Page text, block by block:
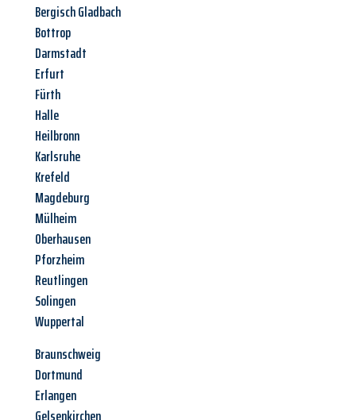
Bergisch Gladbach
Bottrop
Darmstadt
Erfurt
Fürth
Halle
Heilbronn
Karlsruhe
Krefeld
Magdeburg
Mülheim
Oberhausen
Pforzheim
Reutlingen
Solingen
Wuppertal
Braunschweig
Dortmund
Erlangen